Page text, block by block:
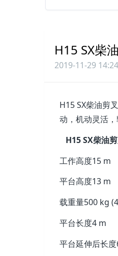
H15 SX柴
2019-11-29
H15 SX柴油剪
动，机动灵活，
H15 SX柴油
工作高度15 m
平台高度13 m
载重量500 kg
平台长度4 m
平台延伸后长度